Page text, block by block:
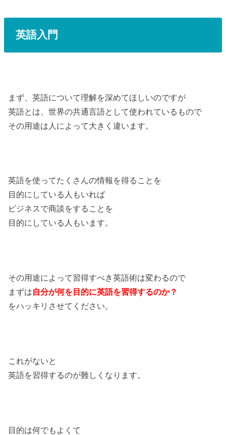
英語入門
まず、英語について理解を深めてほしいのですが
英語とは、世界の共通言語として使われているもので
その用途は人によって大きく違います。
英語を使ってたくさんの情報を得ることを
目的にしている人もいれば
ビジネスで商談をすることを
目的にしている人もいます。
その用途によって習得すべき英語術は変わるので
まずは自分が何を目的に英語を習得するのか？
をハッキリさせてください。
これがないと
英語を習得するのが難しくなります。
目的は何でもよくて